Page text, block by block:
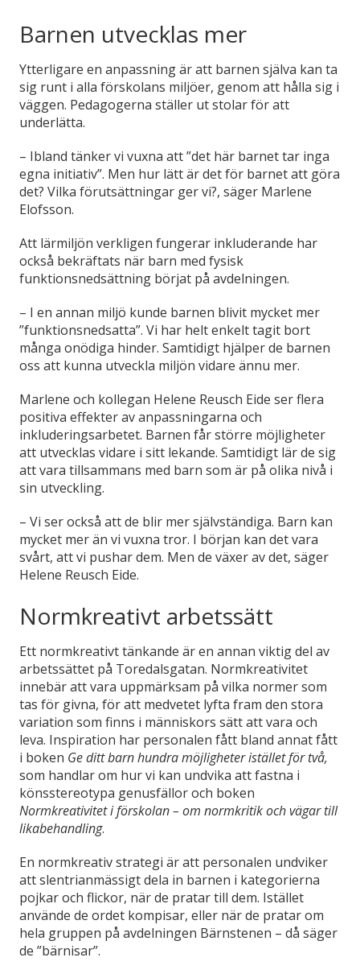
Barnen utvecklas mer
Ytterligare en anpassning är att barnen själva kan ta
sig runt i alla förskolans miljöer, genom att hålla sig i
väggen. Pedagogerna ställer ut stolar för att
underlätta.
– Ibland tänker vi vuxna att ”det här barnet tar inga
egna initiativ”. Men hur lätt är det för barnet att göra
det? Vilka förutsättningar ger vi?, säger Marlene
Elofsson.
Att lärmiljön verkligen fungerar inkluderande har
också bekräftats när barn med fysisk
funktionsnedsättning börjat på avdelningen.
– I en annan miljö kunde barnen blivit mycket mer
”funktionsnedsatta”. Vi har helt enkelt tagit bort
många onödiga hinder. Samtidigt hjälper de barnen
oss att kunna utveckla miljön vidare ännu mer.
Marlene och kollegan Helene Reusch Eide ser flera
positiva effekter av anpassningarna och
inkluderingsarbetet. Barnen får större möjligheter
att utvecklas vidare i sitt lekande. Samtidigt lär de sig
att vara tillsammans med barn som är på olika nivå i
sin utveckling.
– Vi ser också att de blir mer självständiga. Barn kan
mycket mer än vi vuxna tror. I början kan det vara
svårt, att vi pushar dem. Men de växer av det, säger
Helene Reusch Eide.
Normkreativt arbetssätt
Ett normkreativt tänkande är en annan viktig del av
arbetssättet på Toredalsgatan. Normkreativitet
innebär att vara uppmärksam på vilka normer som
tas för givna, för att medvetet lyfta fram den stora
variation som finns i människors sätt att vara och
leva. Inspiration har personalen fått bland annat fått
i boken Ge ditt barn hundra möjligheter istället för två,
som handlar om hur vi kan undvika att fastna i
könsstereotypa genusfällor och boken
Normkreativitet i förskolan – om normkritik och vägar till
likabehandling.
En normkreativ strategi är att personalen undviker
att slentrianmässigt dela in barnen i kategorierna
pojkar och flickor, när de pratar till dem. Istället
använde de ordet kompisar, eller när de pratar om
hela gruppen på avdelningen Bärnstenen – då säger
de ”bärnisar”.